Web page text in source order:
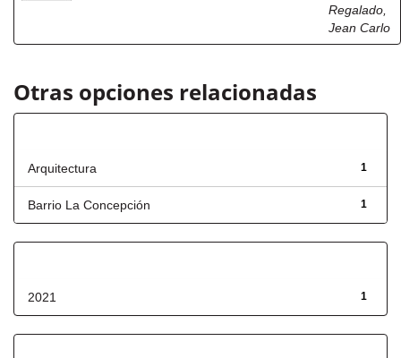
Regalado,
Jean Carlo
Otras opciones relacionadas
1
Arquitectura
1
Barrio La Concepción
1
2021